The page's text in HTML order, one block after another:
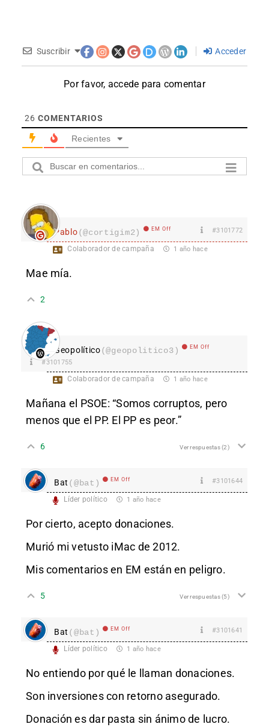
Suscribir Acceder
Por favor, accede para comentar
26 COMENTARIOS
Recientes
Pablo(@cortigim2) EM Off #3101772
Colaborador de campaña 1 año hace
Mae mía.
2
Geopolítico(@geopolitico3) EM Off
#3101755
Colaborador de campaña 1 año hace
Mañana el PSOE: “Somos corruptos, pero
menos que el PP. El PP es peor.”
6 Ver respuestas(2)
Bat (@bat) EM Off #3101644
Líder político 1 año hace
Por cierto, acepto donaciones.
Murió mi vetusto iMac de 2012.
Mis comentarios en EM están en peligro.
5 Ver respuestas(5)
Bat (@bat) EM Off #3101641
Líder político 1 año hace
No entiendo por qué le llaman donaciones.
Son inversiones con retorno asegurado.
Donación es dar pasta sin ánimo de lucro.